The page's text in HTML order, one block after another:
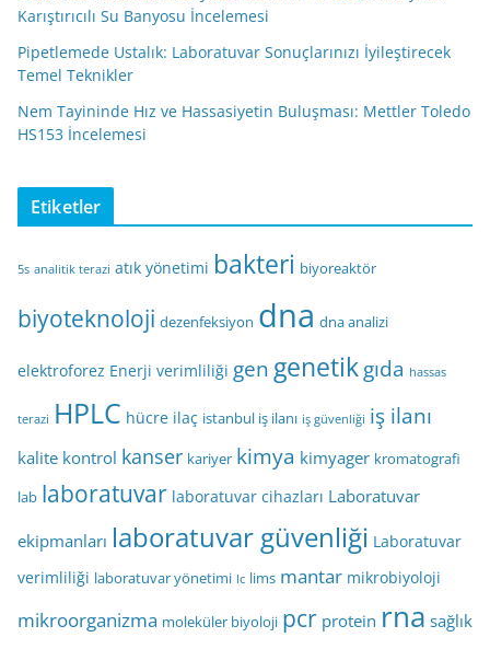
Karıştırıcılı Su Banyosu İncelemesi
Pipetlemede Ustalık: Laboratuvar Sonuçlarınızı İyileştirecek
Temel Teknikler
Nem Tayininde Hız ve Hassasiyetin Buluşması: Mettler Toledo
HS153 İncelemesi
Etiketler
5s analitik terazi atık yönetimi bakteri biyoreaktör
biyoteknoloji dezenfeksiyon dna dna analizi
elektroforez Enerji verimliliği gen genetikgıda hassas
terazi HPLC hücre ilaç istanbul iş ilanı iş güvenliği iş ilanı
kalite kontrol kanser kariyer kimya kimyager kromatografi
lab laboratuvar laboratuvar cihazları Laboratuvar
ekipmanları laboratuvar güvenliği Laboratuvar
verimliliği laboratuvar yönetimi lc lims mantar mikrobiyoloji
mikroorganizma moleküler biyoloji pcr protein rna sağlık